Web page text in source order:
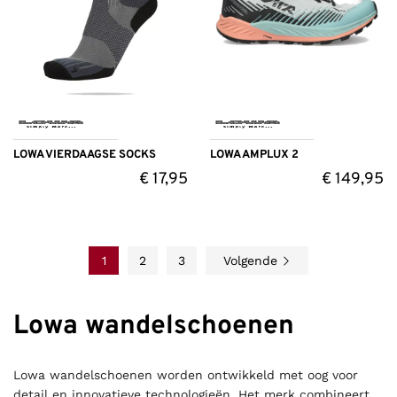
LOWA VIERDAAGSE SOCKS
€17,95
LOWA AMPLUX 2
€149,95
1 2 3 Volgende
Lowa wandelschoenen
Lowa wandelschoenen worden ontwikkeld met oog voor